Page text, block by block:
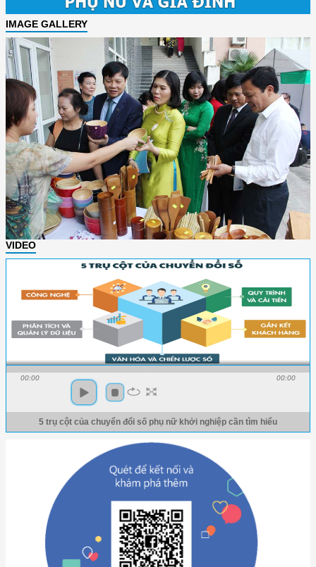
IMAGE GALLERY
VIDEO
00:00 00:00
5 trụ cột của chuyển đổi số phụ nữ khởi nghiệp cần tìm hiểu